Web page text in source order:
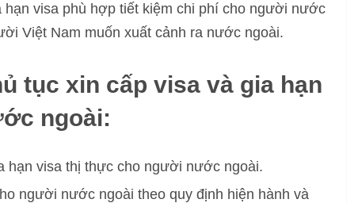
visa phù hợp tiết kiệm chi phí cho người nước
Việt Nam muốn xuất cảnh ra nước ngoài.
tục xin cấp visa và gia hạn
ngoài:
hạn visa thị thực cho người nước ngoài.
người nước ngoài theo quy định hiện hành và